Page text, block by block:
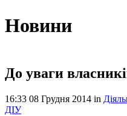
Новини
До уваги
16:33 08 Грудня 2014 in
ДІУ